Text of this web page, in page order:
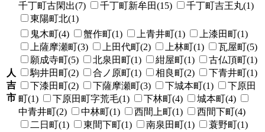
千丁町古閑出(7)
千丁町新牟田(15)
千丁町吉王丸(1)
東陽町北(1)
人
吉
市
鬼木町(4) 蟹作町(1) 上青井町(1)
上漆田町(1)
上薩摩瀬町(3)
上田代町(2) 上林町(1)
瓦屋町(5)
願成寺町(5)
北泉田町(1) 紺屋町(1)
古仏頂町(1)
駒井田町(2)
合ノ原町(1) 相良町(2)
下青井町(1)
下漆田町(2)
下薩摩瀬町(3) 下城本町(1)
下原田
町(1)
下原田町字荒毛(1) 下林町(4)
城本町(4)
中青井町(2)
中林町(1) 西間上町(1)
西間下町(4)
二日町(1)
東間下町(1) 南泉田町(1)
蓑野町(1)